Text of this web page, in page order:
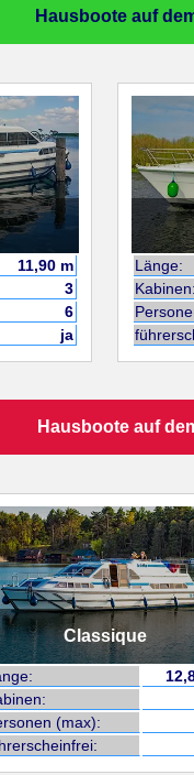
Hausboote auf
11,90 m
3
6
ja
Länge:
Kabinen:
Hausboote auf
Classique
(max):